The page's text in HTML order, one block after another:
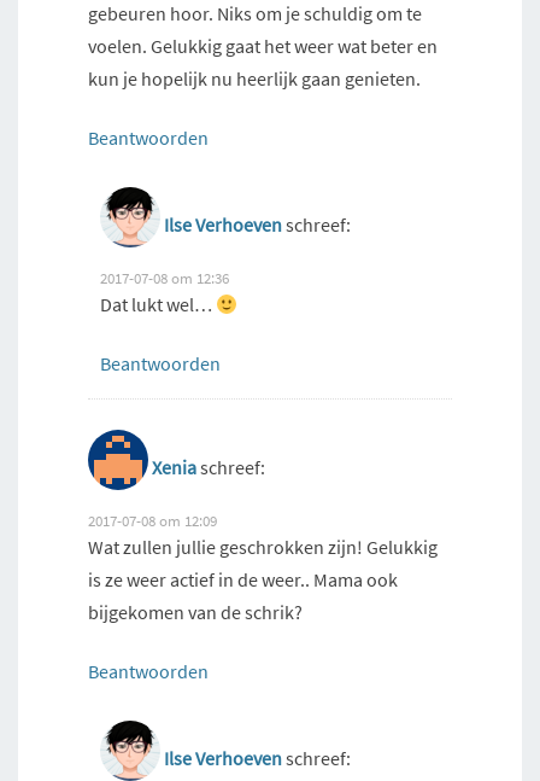
gebeuren hoor. Niks om je schuldig om te
voelen. Gelukkig gaat het weer wat beter en
kun je hopelijk nu heerlijk gaan genieten.
Beantwoorden
Ilse Verhoevenschreef:
2017-07-08 om 12:36
Dat lukt wel…
Beantwoorden
Xeniaschreef:
2017-07-08 om 12:09
Wat zullen jullie geschrokken zijn! Gelukkig
is ze weer actief in de weer.. Mama ook
bijgekomen van de schrik?
Beantwoorden
Ilse Verhoevenschreef: